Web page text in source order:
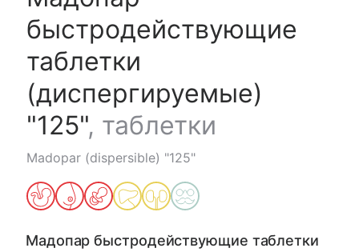
быстродействующие
таблетки
(диспергируемые)
"125", таблетки
Madopar (dispersible) "125"
Мадопар быстродействующие таблетки